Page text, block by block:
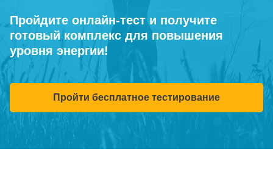
Пройдите онлайн-тест и получите
готовый комплекс для повышения
уровня энергии!
Пройти бесплатное тестирование